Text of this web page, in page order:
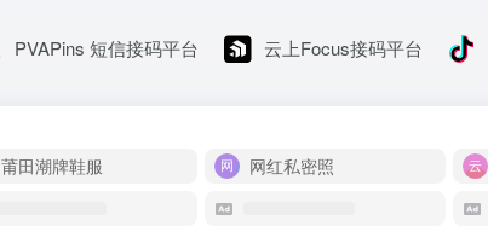
PVAPins 短信接码平台 云上Focus接码平台
莆田潮牌鞋服 网红私密照